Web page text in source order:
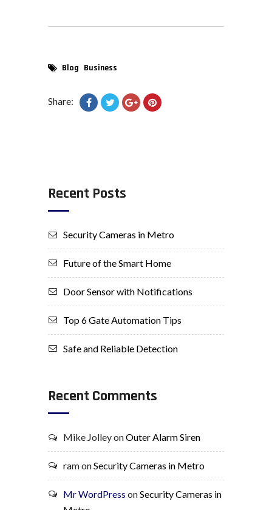
Recent Posts
Security Cameras in Metro
Future of the Smart Home
Door Sensor with Notifications
Top 6 Gate Automation Tips
Safe and Reliable Detection
Recent Comments
Mike JolleyonOuter Alarm Siren
ramonSecurity Cameras in Metro
Mr WordPress onSecurity Cameras in
Blog Business
Share: